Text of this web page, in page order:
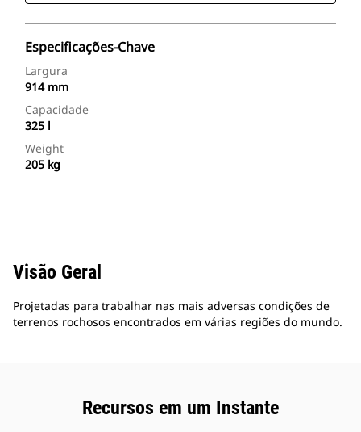
Especificações-Chave
Largura
914 mm
Capacidade
325 l
Weight
205 kg
Visão Geral
Projetadas para trabalhar nas mais adversas condições de
terrenos rochosos encontrados em várias regiões do mundo.
Recursos em um Instante